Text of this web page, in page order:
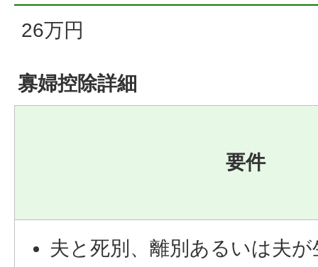
26万円
寡婦控除詳細
要件
夫と死別、離別あるいは夫